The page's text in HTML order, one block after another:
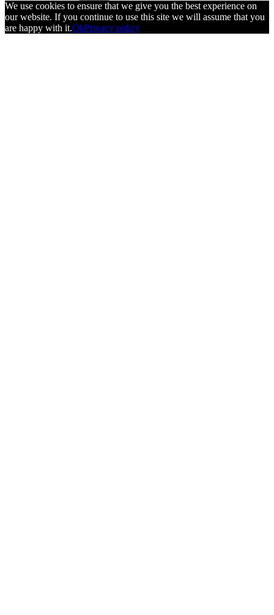
We use cookies to ensure that we give you the best experience on
our website. If you continue to use this site we will assume that you
are happy with it.OkPrivacy policy